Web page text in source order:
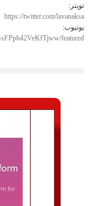
تويتر:
https://twitter.com/lavanaksa
يوتيوب:
featured